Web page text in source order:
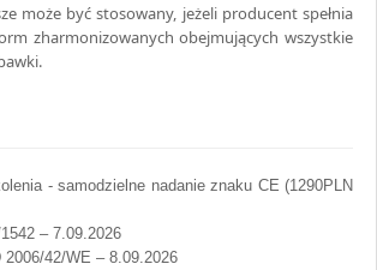
może być stosowany, jeżeli producent spełnia
zharmonizowanych obejmujących wszystkie
- samodzielne nadanie znaku CE (1290PLN
– 7.09.2026
42/WE – 8.09.2026